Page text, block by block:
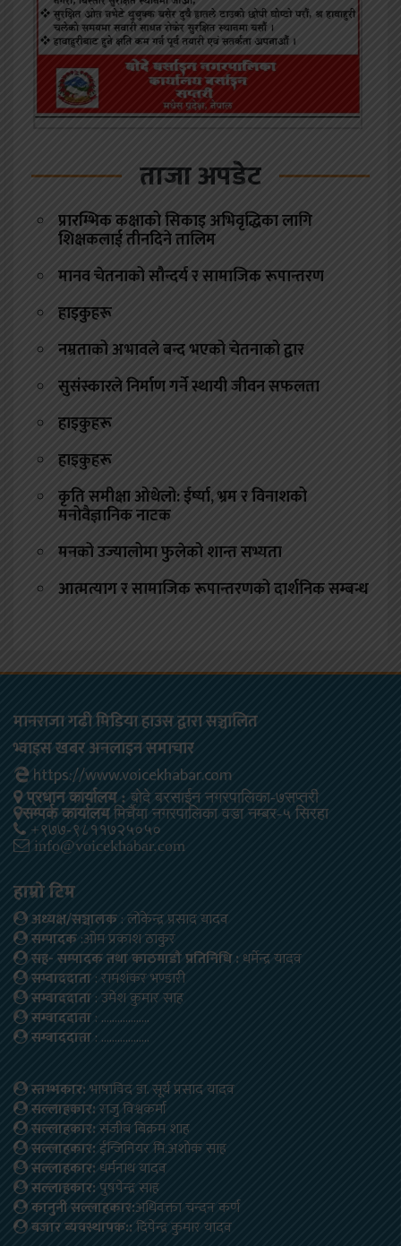
ताजा अपडेट
प्रारम्भिक कक्षाको सिकाइ अभिवृद्धिका लागि
शिक्षकलाई तीनदिने तालिम
मानव चेतनाको सौन्दर्य र सामाजिक रूपान्तरण
हाइकुहरू
नम्रताको अभावले बन्द भएको चेतनाको द्वार
सुसंस्कारले निर्माण गर्ने स्थायी जीवन सफलता
हाइकुहरू
हाइकुहरू
कृति समीक्षा ओथेलो: ईर्ष्या, भ्रम र विनाशको
मनोवैज्ञानिक नाटक
मनको उज्यालोमा फुलेको शान्त सभ्यता
आत्मत्याग र सामाजिक रूपान्तरणको दार्शनिक सम्बन्ध
मानराजा गढी मिडिया हाउस द्वारा सञ्चालित
भ्वाइस खबर अनलाइन समाचार
https://www.voicekhabar.com
प्रधान कार्यालय : बोदे बरसाईन नगरपालिका-७सप्तरी
सम्पर्क कार्यालयमिर्चैया नगरपालिका वडा नम्बर-५ सिरहा
+९७७-९८११७२५०५०
info@voicekhabar.com
हाम्रो टिम
अध्यक्ष/सञ्चालक: लोकेन्द्र प्रसाद यादव
सम्पादक:ओम प्रकाश ठाकुर
सह- सम्पादक तथा काठमाडौ प्रतिनिधि : धर्मेन्द्र यादव
सम्वाददाता: रामशंकर भण्डारी
सम्वाददाता: उमेश कुमार साह
सम्वाददाता: ………………
सम्वाददाता: ………………
स्तम्भकार:भाषाविद डा. सूर्य प्रसाद यादव
सल्लाहकार:राजु विश्वकर्मा
सल्लाहकार:संजीब बिक्रम शाह
सल्लाहकार:ईन्जिनियर मि.अशोक साह
सल्लाहकार: धर्मनाथ यादव
सल्लाहकार:पुषपेन्द्र साह
कानुनी सल्लाहकार:अधिवक्ता चन्दन कर्ण
बजार ब्यवस्थापक::दिपेन्द्र कुमार यादव